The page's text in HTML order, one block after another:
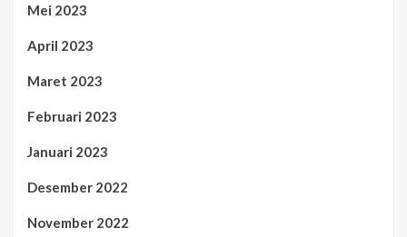
Mei 2023
April 2023
Maret 2023
Februari 2023
Januari 2023
Desember 2022
November 2022